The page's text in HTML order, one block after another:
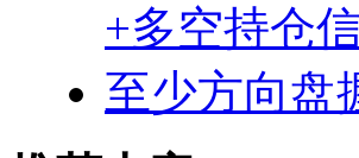
+多空持仓
至少方向盘